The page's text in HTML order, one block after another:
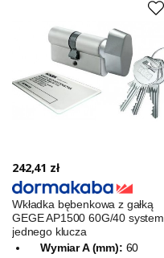
242,41 zł
Wkładka bębenkowa z gałką
GEGE AP1500 60G/40 system
jednego klucza
Wymiar A (mm): 60